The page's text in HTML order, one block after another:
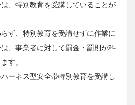
、特別教育を受講していることが
ず、特別教育を受講せずに作業に
、事業者に対して罰金・罰則が科
す。
ーネス型安全帯特別教育を受講し